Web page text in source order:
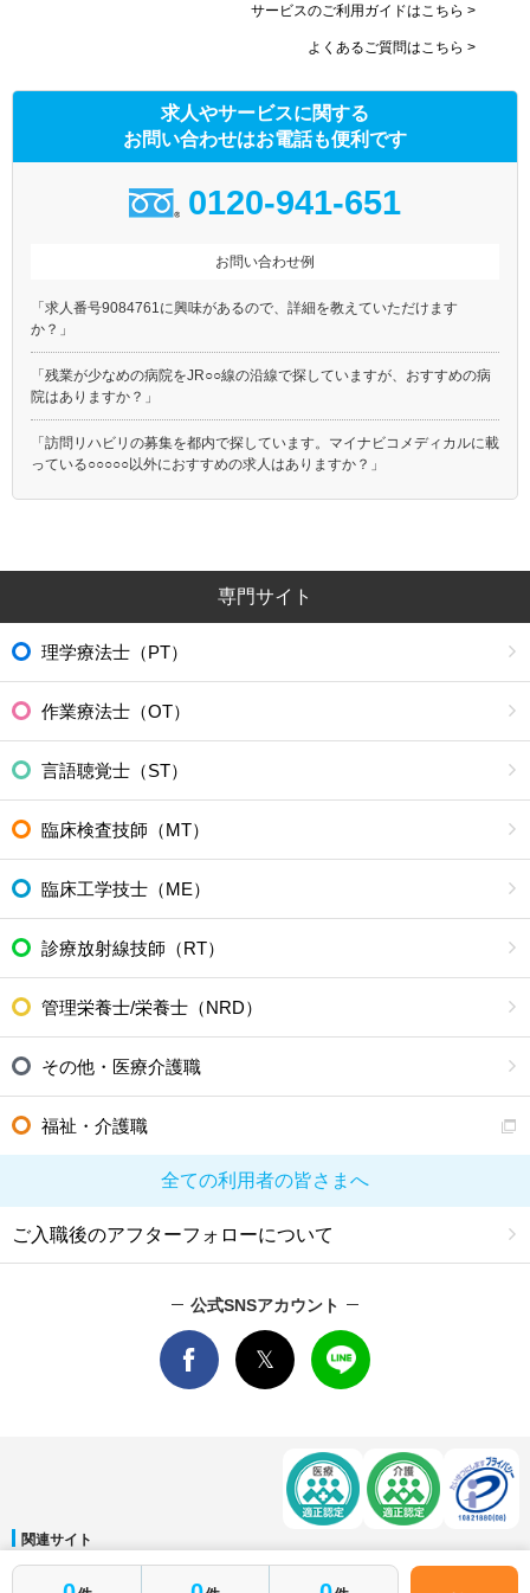
サービスのご利用ガイドはこちら >
よくあるご質問はこちら >
求人やサービスに関する
お問い合わせはお電話も便利です
0120-941-651
お問い合わせ例
「求人番号9084761に興味があるので、詳細を教えていただけます
か？」
「残業が少なめの病院をJR○○線の沿線で探していますが、おすすめの病
院はありますか？」
「訪問リハビリの募集を都内で探しています。マイナビコメディカルに載
っている○○○○○以外におすすめの求人はありますか？」
専門サイト
理学療法士（PT）
作業療法士（OT）
言語聴覚士（ST）
臨床検査技師（MT）
臨床工学技士（ME）
診療放射線技師（RT）
管理栄養士/栄養士（NRD）
その他・医療介護職
福祉・介護職
全ての利用者の皆さまへ
ご入職後のアフターフォローについて
公式SNSアカウント
関連サイト
マイナビDOCTOR│マイナビ看護師│マイナビ薬剤師│マイナビ保育士